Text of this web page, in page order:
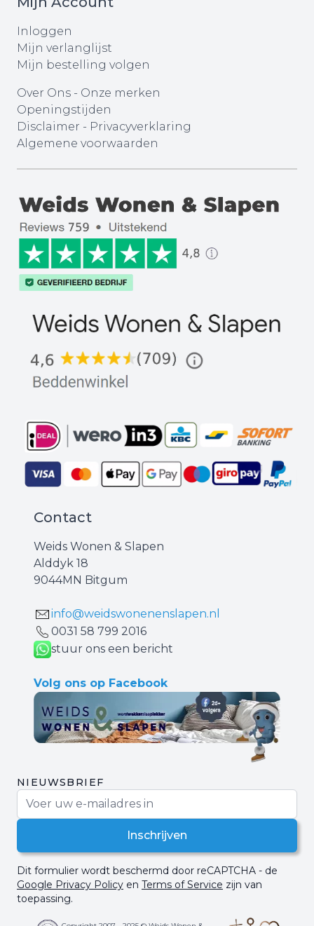
Inloggen
Mijn verlanglijst
Mijn bestelling volgen
Over Ons - Onze merken
Openingstijden
Disclaimer - Privacyverklaring
Algemene voorwaarden
Contact
Weids Wonen & Slapen
Alddyk 18
9044MN Bitgum
info@weidswonenenslapen.nl
0031 ‪58 799 2016‬
stuur ons een bericht
Volg ons op Facebook
NIEUWSBRIEF
Inschrijven
Dit formulier wordt beschermd door reCAPTCHA - de
Google Privacy Policy en Terms of Service zijn van
toepassing.